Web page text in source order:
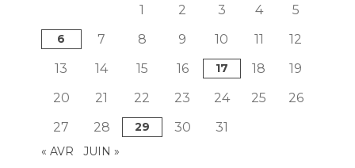
1
2 3 4 5
6 7 8 9 10 11
12
13
14 15 16 17 18
19
20
21 22 23 24 25
26
27
28 29 30 31
« AVR JUIN »